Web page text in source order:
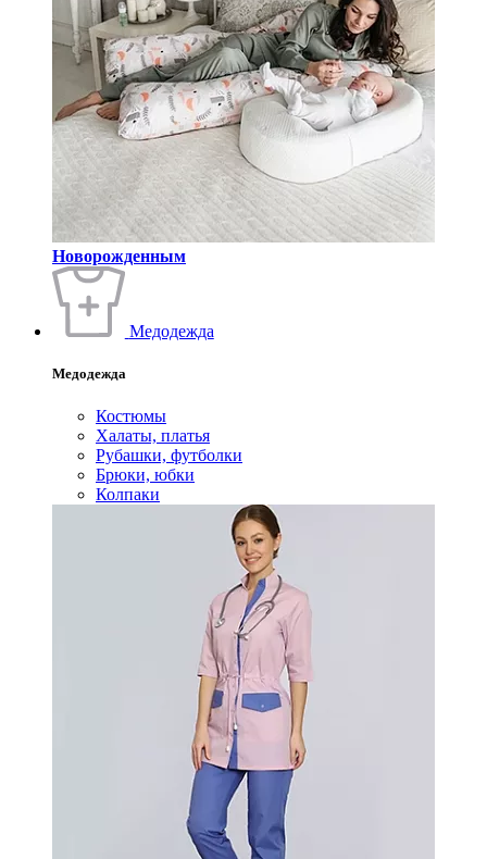
Новорожденным
Медодежда
Медодежда
Костюмы
Халаты, платья
Рубашки, футболки
Брюки, юбки
Колпаки